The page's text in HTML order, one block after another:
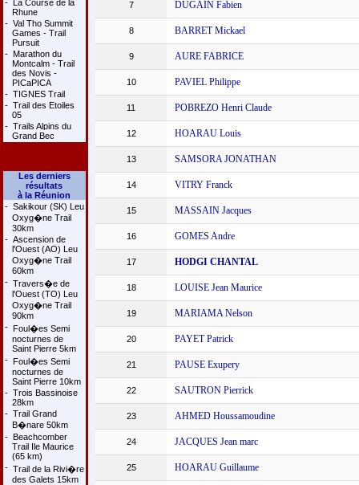
- La Course de la
Rhune
- Val Tho Summit
Games - Trail
Pursuit
- Marathon du
Montcalm - Trail
des Novis -
PICaPICA
- TIGNES Trail
- Trail des Etoiles
05
- Trails Alpins du
Grand Bec
Les derniers
résultats
à la Réunion
- Sakikour (SK) Leu
Oxyg�ne Trail
30km
- Ascension de
l'Ouest (AO) Leu
Oxyg�ne Trail
60km
- Travers�e de
l'Ouest (TO) Leu
Oxyg�ne Trail
90km
- Foul�es Semi
nocturnes de
Saint Pierre 5km
- Foul�es Semi
nocturnes de
Saint Pierre 10km
- Trois Bassinoise
28km
- Trail Grand
B�nare 50km
- Beachcomber
Trail Ile Maurice
(65 km)
- Trail de la Rivi�re
des Galets 15km
7 DUGAIN Fabien
8 BARRET Mickael
9 AURE FABRICE
10 PAVIEL Philippe
11 POBREZO Henri Claude
12 HOARAU Louis
13 SAMSORA JONATHAN
14 VITRY Franck
15 MASSAIN Jacques
16 GOMES Andre
17 HODGI CHANTAL
18 LOUISE Jean Maurice
19 MARIAMA Nelson
20 PAYET Patrick
21 PAUSE Exupery
22 SAUTRON Pierrick
23 AHMED Houssamoudine
24 JACQUES Jean marc
25 HOARAU Guillaume